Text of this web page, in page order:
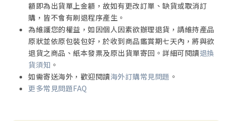
額即為出貨單上金額，故如有更改訂單、缺貨或取消訂
購，皆不會有刷退程序產生。
為維護您的權益，如因個人因素欲辦理退貨，請維持產品
原狀並依原包裝包好，於收到商品鑑賞期七天內，將與欲
退貨之商品、紙本發票及原出貨單寄回。詳細可閱讀退換
貨須知 。
如需寄送海外，歡迎閱讀海外訂購常見問題 。
更多常見問題FAQ